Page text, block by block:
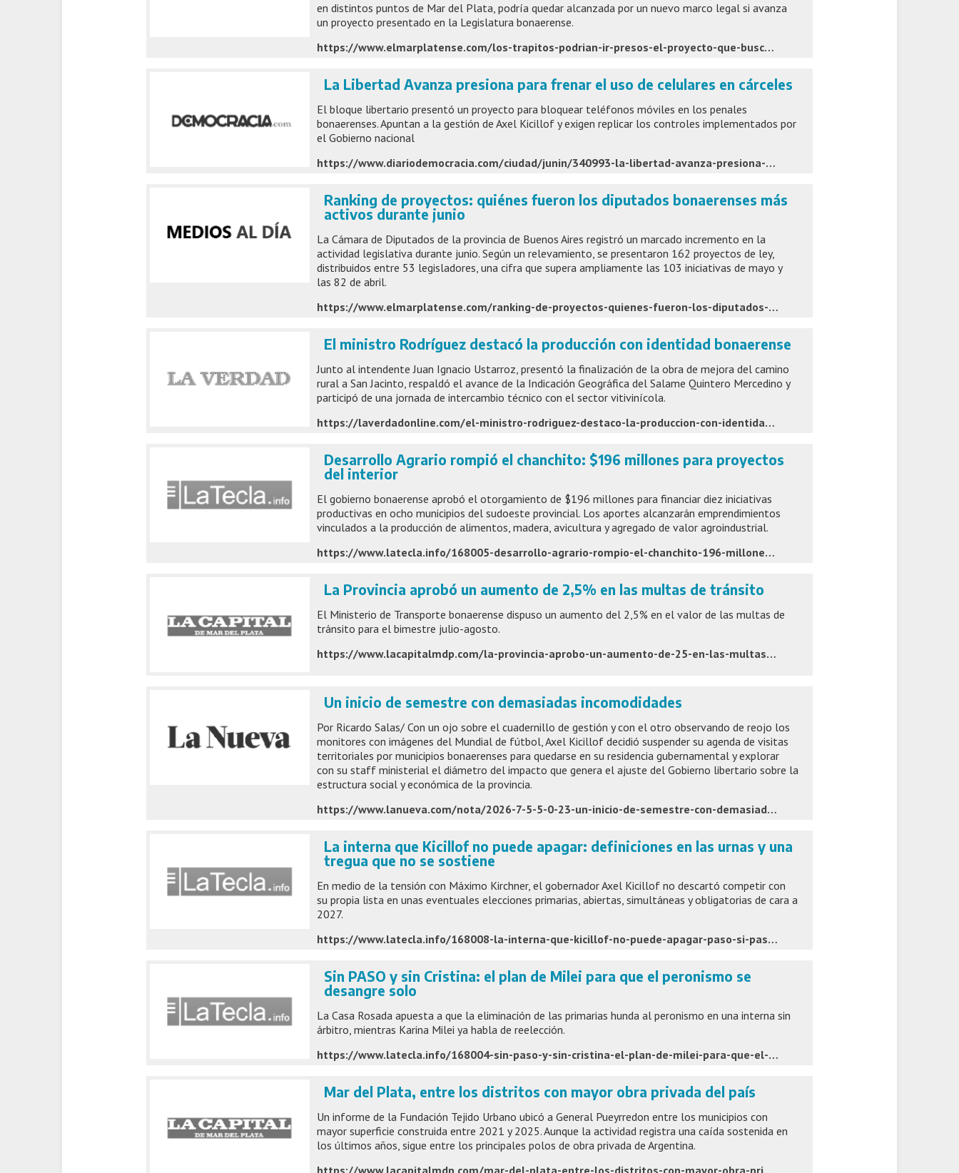
en distintos puntos de Mar del Plata, podría quedar alcanzada por un nuevo marco legal si avanza
un proyecto presentado en la Legislatura bonaerense.
https://www.elmarplatense.com/los-trapitos-podrian-ir-presos-el-proyecto-que-busca-habilitar-arrestos-en-la-provincia
La Libertad Avanza presiona para frenar el uso de celulares en cárceles
El bloque libertario presentó un proyecto para bloquear teléfonos móviles en los penales
bonaerenses. Apuntan a la gestión de Axel Kicillof y exigen replicar los controles implementados por
el Gobierno nacional
https://www.diariodemocracia.com/ciudad/junin/340993-la-libertad-avanza-presiona-para-frenar-el-uso-de/
Ranking de proyectos: quiénes fueron los diputados bonaerenses más
activos durante junio
La Cámara de Diputados de la provincia de Buenos Aires registró un marcado incremento en la
actividad legislativa durante junio. Según un relevamiento, se presentaron 162 proyectos de ley,
distribuidos entre 53 legisladores, una cifra que supera ampliamente las 103 iniciativas de mayo y
las 82 de abril.
https://www.elmarplatense.com/ranking-de-proyectos-quienes-fueron-los-diputados-bonaerenses-mas-activos-durante-junio
El ministro Rodríguez destacó la producción con identidad bonaerense
Junto al intendente Juan Ignacio Ustarroz, presentó la finalización de la obra de mejora del camino
rural a San Jacinto, respaldó el avance de la Indicación Geográfica del Salame Quintero Mercedino y
participó de una jornada de intercambio técnico con el sector vitivinícola.
https://laverdadonline.com/el-ministro-rodriguez-destaco-la-produccion-con-identidad-bonaerense/
Desarrollo Agrario rompió el chanchito: $196 millones para proyectos
del interior
El gobierno bonaerense aprobó el otorgamiento de $196 millones para financiar diez iniciativas
productivas en ocho municipios del sudoeste provincial. Los aportes alcanzarán emprendimientos
vinculados a la producción de alimentos, madera, avicultura y agregado de valor agroindustrial.
https://www.latecla.info/168005-desarrollo-agrario-rompio-el-chanchito-196-millones-para-proyectos-del-interior
La Provincia aprobó un aumento de 2,5% en las multas de tránsito
El Ministerio de Transporte bonaerense dispuso un aumento del 2,5% en el valor de las multas de
tránsito para el bimestre julio-agosto.
https://www.lacapitalmdp.com/la-provincia-aprobo-un-aumento-de-25-en-las-multas-de-transito/
Un inicio de semestre con demasiadas incomodidades
Por Ricardo Salas/ Con un ojo sobre el cuadernillo de gestión y con el otro observando de reojo los
monitores con imágenes del Mundial de fútbol, Axel Kicillof decidió suspender su agenda de visitas
territoriales por municipios bonaerenses para quedarse en su residencia gubernamental y explorar
con su staff ministerial el diámetro del impacto que genera el ajuste del Gobierno libertario sobre la
estructura social y económica de la provincia.
https://www.lanueva.com/nota/2026-7-5-5-0-23-un-inicio-de-semestre-con-demasiadas-incomodidades
La interna que Kicillof no puede apagar: definiciones en las urnas y una
tregua que no se sostiene
En medio de la tensión con Máximo Kirchner, el gobernador Axel Kicillof no descartó competir con
su propia lista en unas eventuales elecciones primarias, abiertas, simultáneas y obligatorias de cara a
2027.
https://www.latecla.info/168008-la-interna-que-kicillof-no-puede-apagar-paso-si-paso-no-y-una-tregua-que-no-se-sostiene
Sin PASO y sin Cristina: el plan de Milei para que el peronismo se
desangre solo
La Casa Rosada apuesta a que la eliminación de las primarias hunda al peronismo en una interna sin
árbitro, mientras Karina Milei ya habla de reelección.
https://www.latecla.info/168004-sin-paso-y-sin-cristina-el-plan-de-milei-para-que-el-peronismo-se-desangre-solo
Mar del Plata, entre los distritos con mayor obra privada del país
Un informe de la Fundación Tejido Urbano ubicó a General Pueyrredon entre los municipios con
mayor superficie construida entre 2021 y 2025. Aunque la actividad registra una caída sostenida en
los últimos años, sigue entre los principales polos de obra privada de Argentina.